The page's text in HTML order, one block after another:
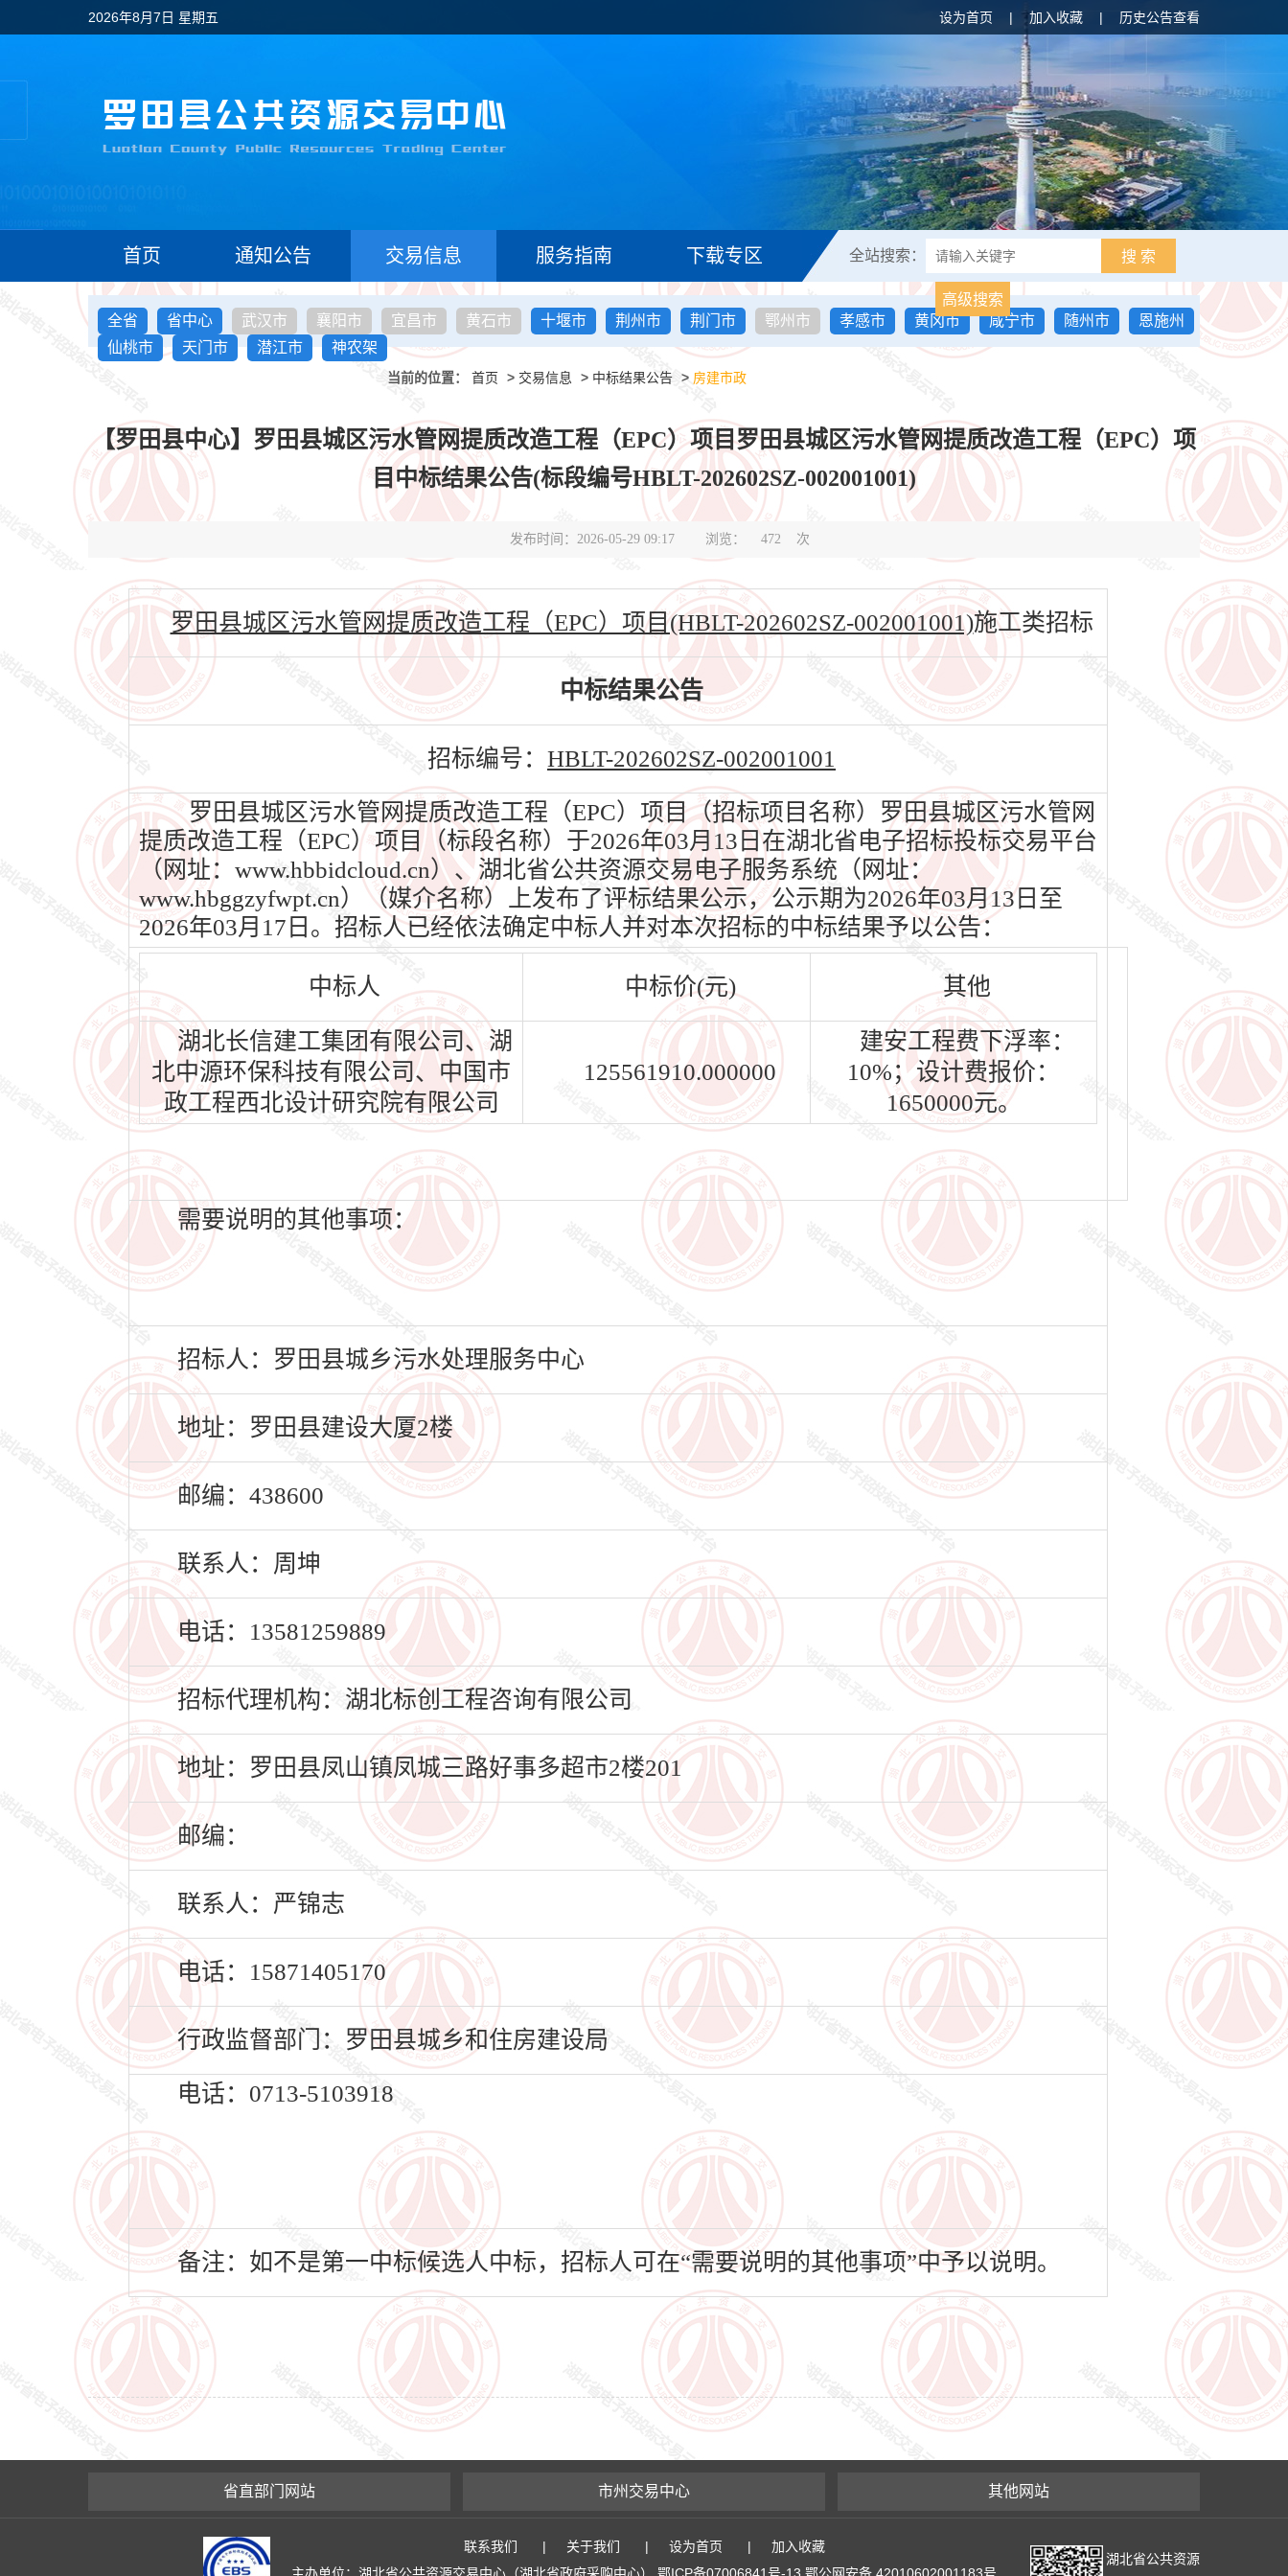
2026年8月7日 星期五 设为首页 | 加入收藏 | 历史公告查看
首页 通知公告 交易信息 服务指南 下载专区 全站搜索： 搜 索
高级搜索
全省
省中心 武汉市 襄阳市 宜昌市 黄石市 十堰市 荆州市 荆门市 鄂州市 孝感市 黄冈市 咸宁市 随州市
恩施州
仙桃市
天门市 潜江市 神农架
当前的位置： 首页 > 交易信息 > 中标结果公告 > 房建市政
【罗田县中心】罗田县城区污水管网提质改造工程（EPC）项目罗田县城区污水管网提质改造工程（EPC）项
目中标结果公告(标段编号HBLT-202602SZ-002001001)
发布时间：2026-05-29 09:17 浏览： 472 次
罗田县城区污水管网提质改造工程（EPC）项目(HBLT-202602SZ-002001001)施工类招标
中标结果公告
招标编号： HBLT-202602SZ-002001001
罗田县城区污水管网提质改造工程（EPC）项目（招标项目名称）罗田县城区污水管网
提质改造工程（EPC）项目（标段名称）于2026年03月13日在湖北省电子招标投标交易平台
（网址：www.hbbidcloud.cn）、湖北省公共资源交易电子服务系统（网址：
www.hbggzyfwpt.cn）（媒介名称）上发布了评标结果公示，公示期为2026年03月13日至
2026年03月17日。招标人已经依法确定中标人并对本次招标的中标结果予以公告：
中标人 中标价(元) 其他
湖北长信建工集团有限公司、湖
北中源环保科技有限公司、中国市
政工程西北设计研究院有限公司
125561910.000000
建安工程费下浮率：
10%；设计费报价：
1650000元。
需要说明的其他事项：
招标人：罗田县城乡污水处理服务中心
地址：罗田县建设大厦2楼
邮编：438600
联系人：周坤
电话：13581259889
招标代理机构：湖北标创工程咨询有限公司
地址：罗田县凤山镇凤城三路好事多超市2楼201
邮编：
联系人：严锦志
电话：15871405170
行政监督部门：罗田县城乡和住房建设局
电话：0713-5103918
备注：如不是第一中标候选人中标，招标人可在“需要说明的其他事项”中予以说明。
省直部门网站 市州交易中心 其他网站
联系我们 | 关于我们 | 设为首页 |
加入收藏
湖北省公共资源